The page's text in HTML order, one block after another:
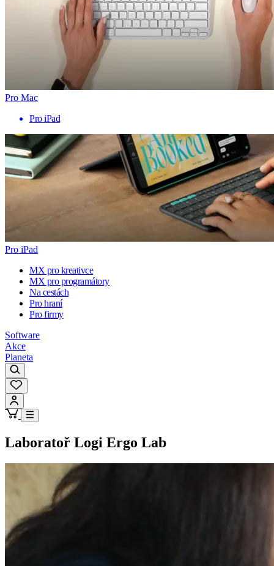
Pro Mac
Pro iPad
Pro iPad
MX pro kreativce
MX pro programátory
Na cestách
Pro hraní
Pro firmy
Software
Akce
Planeta
Laboratoř Logi Ergo Lab